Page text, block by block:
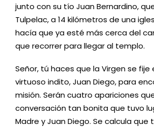
junto con su tío Juan Bernardino,
Tulpelac, a 14 kilómetros de una
hacía que ya esté más cerca del
que recorrer para llegar al templo.
Señor, tú haces que la Virgen se fije
virtuoso indito, Juan Diego, para
misión. Serán cuatro apariciones
conversación tan bonita que tuvo
Madre y Juan Diego. Se calcula que